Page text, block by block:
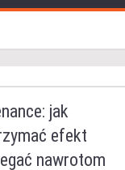
jak
efekt
nawrotom